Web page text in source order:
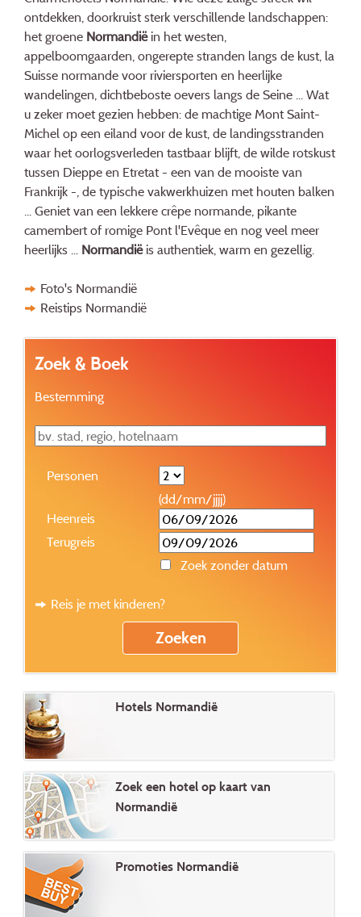
ontdekken, doorkruist sterk verschillende landschappen:
het groene Normandiëin het westen,
appelboomgaarden, ongerepte stranden langs de kust, la
Suisse normande voor riviersporten en heerlijke
wandelingen, dichtbeboste oevers langs de Seine ... Wat
u zeker moet gezien hebben: de machtige Mont Saint-
Michel op een eiland voor de kust, de landingsstranden
waar het oorlogsverleden tastbaar blijft, de wilde rotskust
tussen Dieppe en Etretat - een van de mooiste van
Frankrijk -, de typische vakwerkhuizen met houten balken
... Geniet van een lekkere crêpe normande, pikante
camembert of romige Pont l'Evêque en nog veel meer
heerlijks ... Normandiëis authentiek, warm en gezellig.
Foto's Normandië
Reistips Normandië
Zoek & Boek
Bestemming
Personen
(dd/mm/jjjj)
Heenreis
Terugreis
Zoek zonder datum
Reis je met kinderen?
Hotels Normandië
Zoek een hotel op kaart van
Normandië
Promoties Normandië